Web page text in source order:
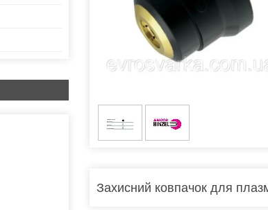
Захисний ковпачок для